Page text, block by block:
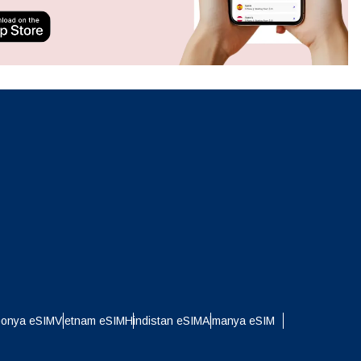
eSIMVietnam eSIMHindistan eSIMAlmanya eSIM